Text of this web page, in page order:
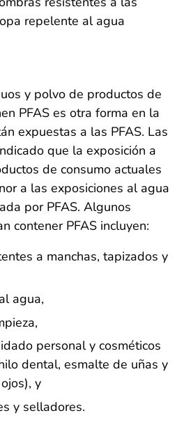
repelente al agua
y polvo de productos de
PFAS es otra forma en la
expuestas a las PFAS. Las
que la exposición a
de consumo actuales
a las exposiciones al agua
por PFAS. Algunos
contener PFAS incluyen:
a manchas, tapizados y
agua,
personal y cosméticos
dental, esmalte de uñas y
y
y selladores.